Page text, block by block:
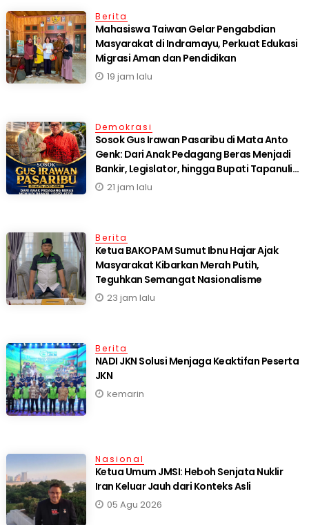
Berita
Mahasiswa Taiwan Gelar Pengabdian
Masyarakat di Indramayu, Perkuat Edukasi
Migrasi Aman dan Pendidikan
19 jam lalu
Demokrasi
Sosok Gus Irawan Pasaribu di Mata Anto
Genk: Dari Anak Pedagang Beras Menjadi
Bankir, Legislator, hingga Bupati Tapanuli
Selatan
21 jam lalu
Berita
Ketua BAKOPAM Sumut Ibnu Hajar Ajak
Masyarakat Kibarkan Merah Putih,
Teguhkan Semangat Nasionalisme
23 jam lalu
Berita
NADI JKN Solusi Menjaga Keaktifan Peserta
JKN
kemarin
Nasional
Ketua Umum JMSI: Heboh Senjata Nuklir
Iran Keluar Jauh dari Konteks Asli
05 Agu 2026